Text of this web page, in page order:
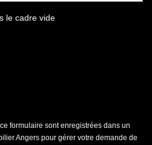
le cadre vide
formulaire sont enregistrées dans un
Angers pour gérer votre demande de